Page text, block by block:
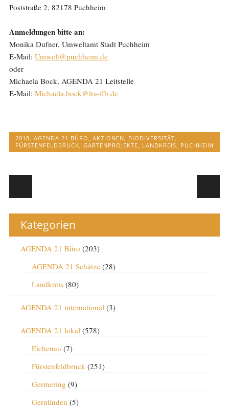
Poststraße 2, 82178 Puchheim
Anmeldungen bitte an:
Monika Dufner, Umweltamt Stadt Puchheim
E-Mail: Umwelt@puchheim.de
oder
Michaela Bock, AGENDA 21 Leitstelle
E-Mail: Michaela.bock@lra-ffb.de
2018 AGENDA 21 BÜRO AKTIONEN BIODIVERSITÄT
FÜRSTENFELDBRUCK GARTENPROJEKTE LANDKREIS PUCHHEIM
Post navigation
Kategorien
AGENDA 21 Büro (203)
AGENDA 21 Schätze(28)
Landkreis(80)
AGENDA 21 international (3)
AGENDA 21 lokal (578)
Eichenau (7)
Fürstenfeldbruck (251)
Germering (9)
Gernlinden (5)